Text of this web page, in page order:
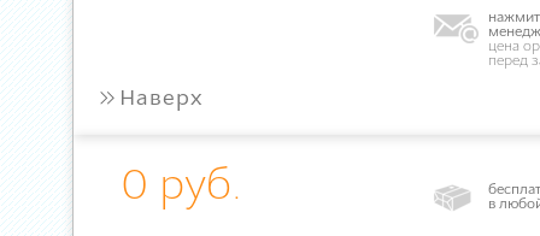
цена
перед
» Наверх
0 руб.
в